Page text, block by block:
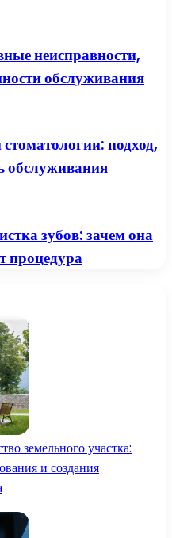
неисправности,
обслуживания
подход,
обслуживания
зубов: зачем она
процедура
земельного участка:
и создания